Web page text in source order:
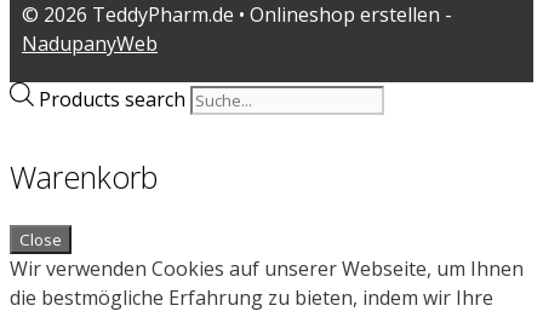
© 2026 TeddyPharm.de • Onlineshop erstellen -
NadupanyWeb
Products search
Warenkorb
Close
Wir verwenden Cookies auf unserer Webseite, um Ihnen
die bestmögliche Erfahrung zu bieten, indem wir Ihre